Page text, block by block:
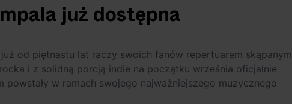
już dostępna
od piętnastu lat raczy swoich fanów repertuarem skąpanym
i z solidną porcją indie na początku września oficjalnie
powstały w ramach swojego najważniejszego muzycznego